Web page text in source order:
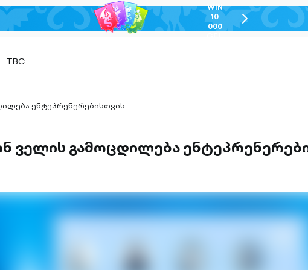
WIN
10
000
chevron-
right-
TBC
ენტეპრენერებისთვის
ველის გამოცდილება